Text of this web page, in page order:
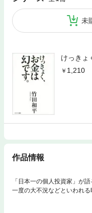
未
けっきょ
1,210
作品情報
「日本一の個人投資家」が
一度の大不況などといわれ
ばよいのか。本質を知らな
の個人投資家」としてお金